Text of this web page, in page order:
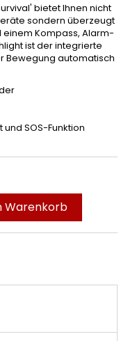
bietet Ihnen nicht
sondern überzeugt
Kompass, Alarm-
ist der integrierte
Bewegung automatisch
und SOS-Funktion
Warenkorb